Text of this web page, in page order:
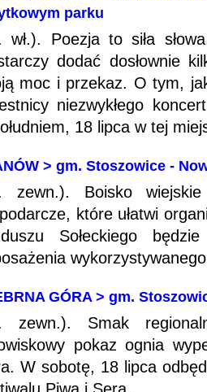
parku
wł.). Poezja to siła
dodać dosłownie
moc i przekaz. O tym,
niezwykłego
18 lipca w tej
> gm. Stoszowice -
zewn.). Boisko
które ułatwi
Sołeckiego
GÓRA > gm.
zewn.). Smak
pokaz ognia
W sobotę, 18 lipca